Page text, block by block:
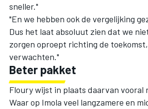
sneller."
"En we hebben ook de vergelijking
Dus het laat absoluut zien dat we
zorgen oproept richting de
verwachten."
Beter pakket
Floury wijst in plaats daarvan
Waar op Imola veel langzamere en